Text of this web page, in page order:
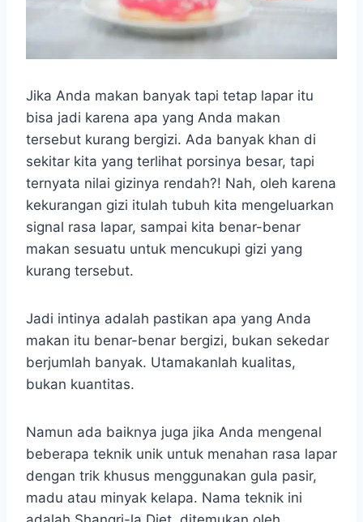
Jika Anda makan banyak tapi tetap lapar itu
bisa jadi karena apa yang Anda makan
tersebut kurang bergizi. Ada banyak khan di
sekitar kita yang terlihat porsinya besar, tapi
ternyata nilai gizinya rendah?! Nah, oleh karena
kekurangan gizi itulah tubuh kita mengeluarkan
signal rasa lapar, sampai kita benar-benar
makan sesuatu untuk mencukupi gizi yang
kurang tersebut.
Jadi intinya adalah pastikan apa yang Anda
makan itu benar-benar bergizi, bukan sekedar
berjumlah banyak. Utamakanlah kualitas,
bukan kuantitas.
Namun ada baiknya juga jika Anda mengenal
beberapa teknik unik untuk menahan rasa lapar
dengan trik khusus menggunakan gula pasir,
madu atau minyak kelapa. Nama teknik ini